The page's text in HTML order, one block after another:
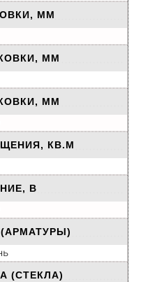
ММ
ММ
ММ
КВ.М
В
(СТЕКЛА)